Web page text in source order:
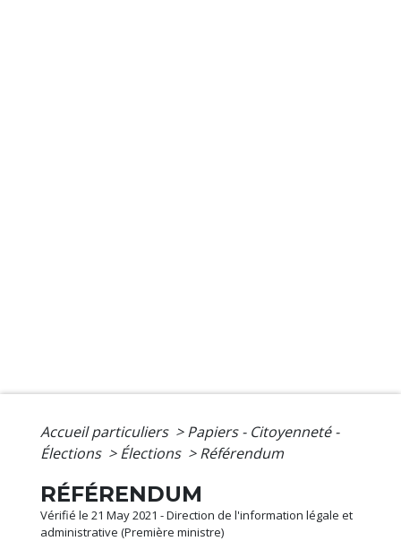
Accueil particuliers > Papiers - Citoyenneté -
Élections > Élections > Référendum
RÉFÉRENDUM
Vérifié le 21 May 2021 - Direction de l'information légale et
administrative (Première ministre)